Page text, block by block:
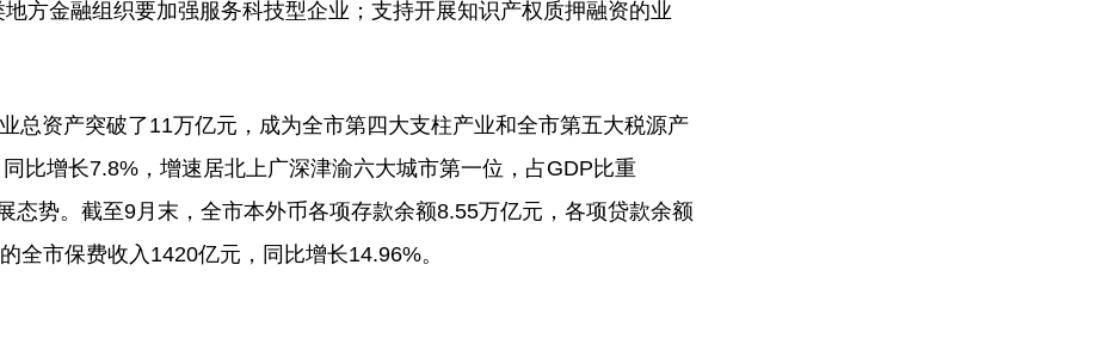
方金融组织要加强服务科技型企业；支持开展知识产权质押融资的业
总资产突破了11万亿元，成为全市第四大支柱产业和全市第五大税源产
比增长7.8%，增速居北上广深津渝六大城市第一位，占GDP比重
势。截至9月末，全市本外币各项存款余额8.55万亿元，各项贷款余额
全市保费收入1420亿元，同比增长14.96%。